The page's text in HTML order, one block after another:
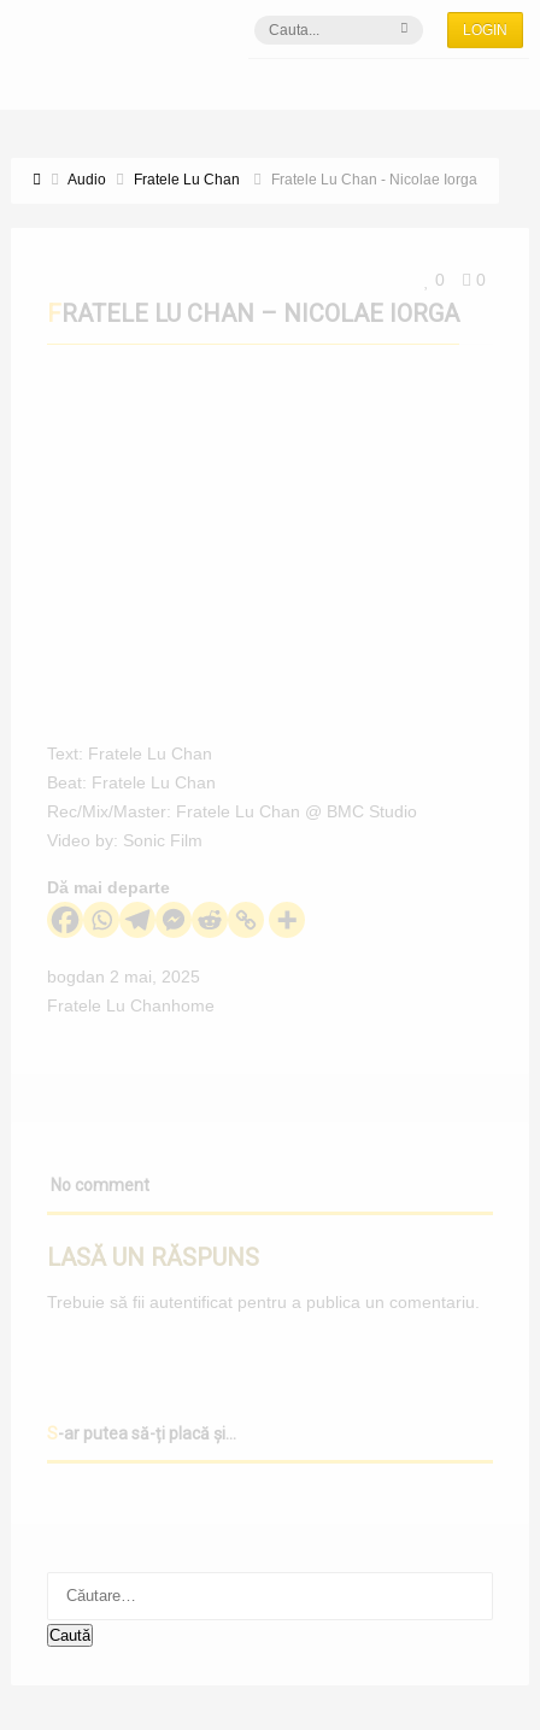
LOGIN
Audio Fratele Lu Chan Fratele Lu Chan - Nicolae Iorga
0 0
FRATELE LU CHAN – NICOLAE IORGA
Text: Fratele Lu Chan
Beat: Fratele Lu Chan
Rec/Mix/Master: Fratele Lu Chan @ BMC Studio
Video by: Sonic Film
Dă mai departe
bogdan 2 mai, 2025
Fratele Lu Chanhome
No comment
LASĂ UN RĂSPUNS
Trebuie să fii autentificatpentru a publica un comentariu.
S-ar putea să-ți placă și...